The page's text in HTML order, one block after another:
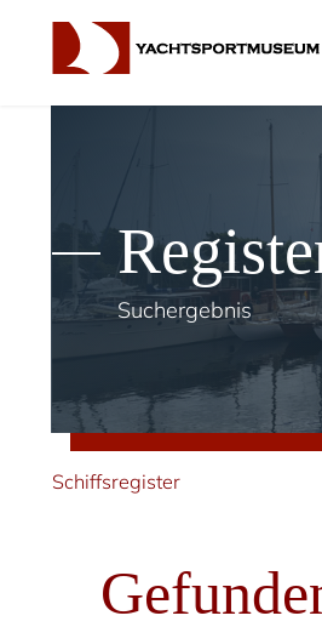
Suchergebnis
Schiffsregister